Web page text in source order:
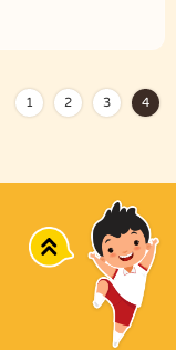
1 2 3 4
Top